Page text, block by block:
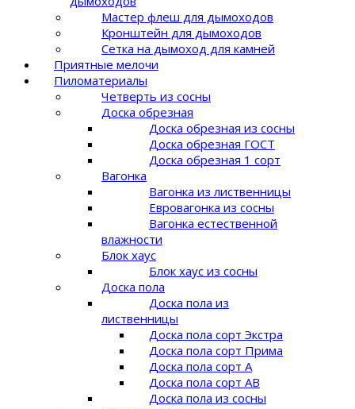
Мастер флеш для дымоходов
Кронштейн для дымоходов
Сетка на дымоход для камней
Приятные мелочи
Пиломатериалы
Четверть из сосны
Доска обрезная
Доска обрезная из сосны
Доска обрезная ГОСТ
Доска обрезная 1 сорт
Вагонка
Вагонка из лиственницы
Евровагонка из сосны
Вагонка естественной
влажности
Блок хаус
Блок хаус из сосны
Доска пола
Доска пола из
лиственницы
Доска пола сорт Экстра
Доска пола сорт Прима
Доска пола сорт A
Доска пола сорт AB
Доска пола из сосны